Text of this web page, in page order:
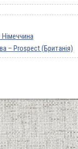
– Prospect (Британія)